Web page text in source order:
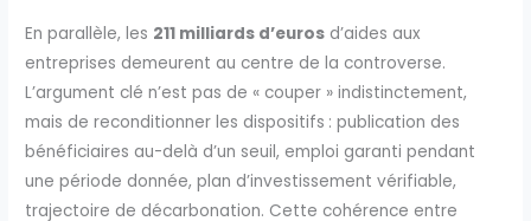
En parallèle, les 211 milliards d’euros d’aides aux
entreprises demeurent au centre de la controverse.
L’argument clé n’est pas de « couper » indistinctement,
mais de reconditionner les dispositifs : publication des
bénéficiaires au-delà d’un seuil, emploi garanti pendant
une période donnée, plan d’investissement vérifiable,
trajectoire de décarbonation. Cette cohérence entre